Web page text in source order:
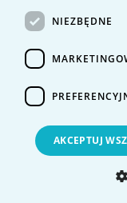
Treść wiadomości
NIEZBĘDNE
AKCEPTUJ